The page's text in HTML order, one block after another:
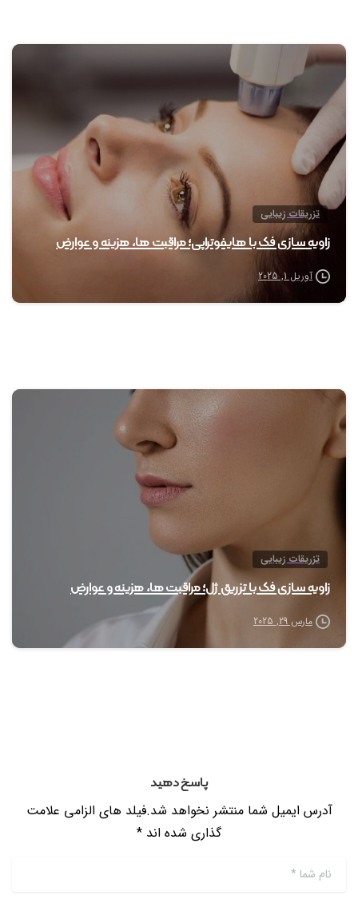
تزریقات زیبایی
زاویه سازی فک با هایفوتراپی؛ مراقبت ها، هزینه و عوارض
آوریل 1, 2025
تزریقات زیبایی
زاویه سازی فک با تزریق ژل؛ مراقبت ها، هزینه و عوارض
مارس 29, 2025
پاسخ دهید
آدرس ایمیل شما منتشر نخواهد شد.فیلد های الزامی علامت
گذاری شده اند *
نام شما *